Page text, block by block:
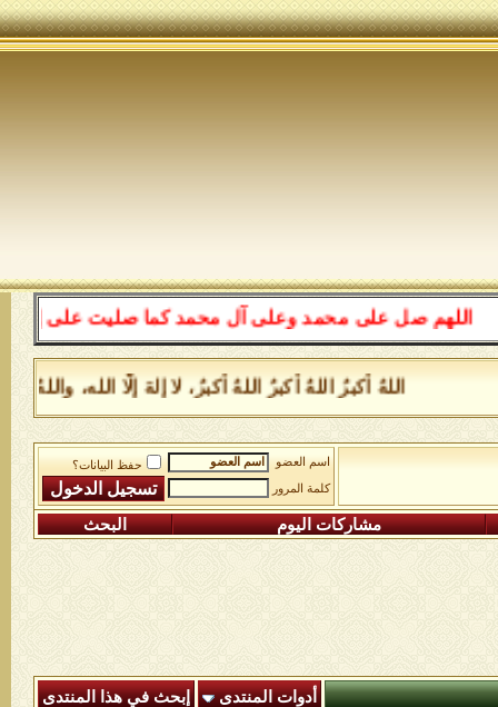
اللهم صل على محمد وعلى آل محمد كما صليت على إبراهيم
اللهُ أكبرُ اللهُ أكبرُ اللهُ أكبرُ، لا إلهَ إلَّا الله،
اسم العضو
حفظ البيانات؟
كلمة المرور
مشاركات اليوم البحث
أدوات المنتدى إبحث في هذا المنتدى